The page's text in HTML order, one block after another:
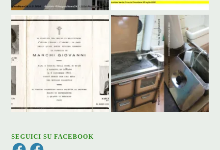
SEGUICI SU FACEBOOK
FacebookFacebook